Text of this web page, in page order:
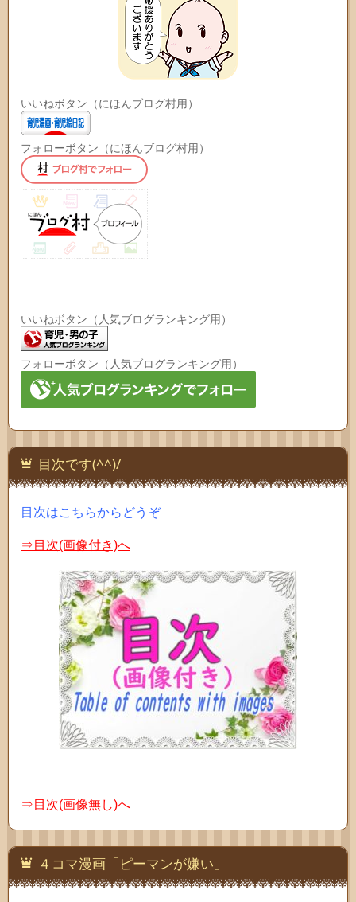
いいねボタン（にほんブログ村用）
フォローボタン（にほんブログ村用）
いいねボタン（人気ブログランキング用）
フォローボタン（人気ブログランキング用）
目次です(^^)/
目次はこちらからどうぞ
⇒目次(画像付き)へ
⇒目次(画像無し)へ
４コマ漫画「ピーマンが嫌い」